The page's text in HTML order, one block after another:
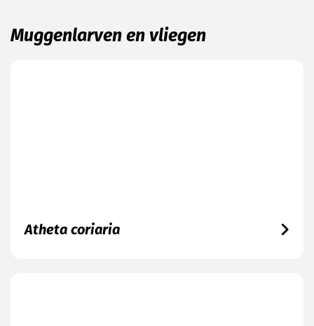
Muggenlarven en vliegen
Atheta coriaria